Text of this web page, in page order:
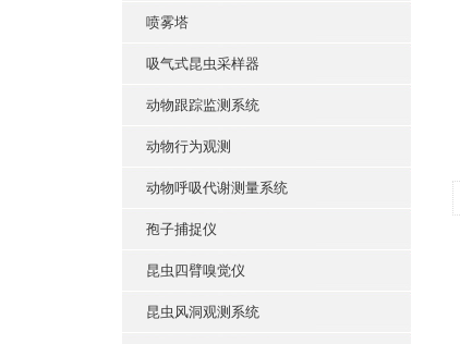
喷雾塔
吸气式昆虫采样器
动物跟踪监测系统
动物行为观测
动物呼吸代谢测量系统
孢子捕捉仪
昆虫四臂嗅觉仪
昆虫风洞观测系统